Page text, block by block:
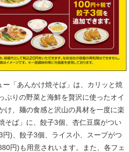
「あんかけ焼そば」は、カリッと焼
ぷりの野菜と海鮮を贅沢に使ったオイ
け、麺の食感と沢山の具材を一度に楽
そば」に、餃子3個、杏仁豆腐がつい
)、餃子3個、ライス小、スープがつ
円)も用意されいます。また、各フェ